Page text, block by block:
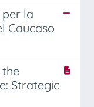
la
Caucaso
the
Strategic